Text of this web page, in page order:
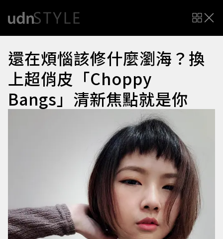
還在煩惱該修什麼瀏海？換
上超俏皮「Choppy
Bangs」清新焦點就是你